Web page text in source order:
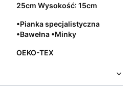
25cm Wysokość: 15cm
•Pianka specjalistyczna
•Bawełna •Minky
OEKO-TEX